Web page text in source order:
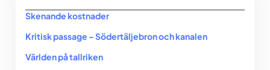
Skenande kostnader
Kritisk passage – Södertäljebron och kanalen
Världen på tallriken